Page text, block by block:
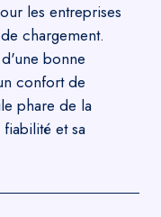
les entreprises
chargement.
bonne
confort de
phare de la
et sa